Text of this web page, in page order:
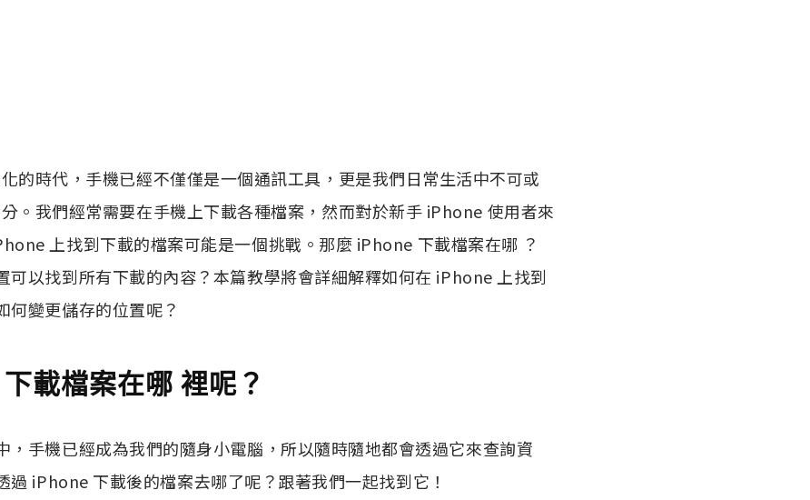
的時代，手機已經不僅僅是一個通訊工具，更是我們日常生活中不可或
。我們經常需要在手機上下載各種檔案，然而對於新手 iPhone 使用者來
上找到下載的檔案可能是一個挑戰。那麼 iPhone 下載檔案在哪 ？
可以找到所有下載的內容？本篇教學將會詳細解釋如何在 iPhone 上找到
何變更儲存的位置呢？
載檔案在哪 裡呢？
，手機已經成為我們的隨身小電腦，所以隨時隨地都會透過它來查詢資
過 iPhone 下載後的檔案去哪了呢？跟著我們一起找到它！